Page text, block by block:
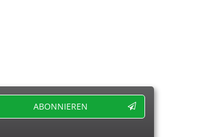
ABONNIEREN